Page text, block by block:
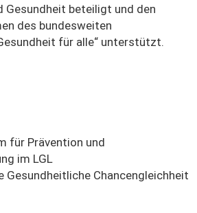
Gesundheit beteiligt und den
des bundesweiten
für alle“ unterstützt.
für Prävention und
im LGL
Gesundheitliche Chancengleichheit